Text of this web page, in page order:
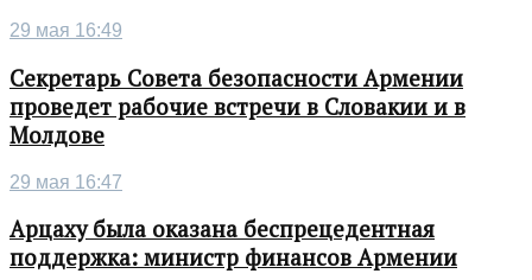
29 мая 16:49
Секретарь Совета безопасности Армении
проведет рабочие встречи в Словакии и в
Молдове
29 мая 16:47
Арцаху была оказана беспрецедентная
поддержка: министр финансов Армении